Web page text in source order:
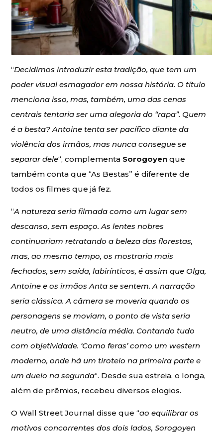
“Decidimos introduzir esta tradição, que tem um
poder visual esmagador em nossa história. O título
menciona isso, mas, também, uma das cenas
centrais tentaria ser uma alegoria do “rapa”. Quem
é a besta? Antoine tenta ser pacífico diante da
violência dos irmãos, mas nunca consegue se
separar dele“, complementa Sorogoyen que
também conta que “As Bestas” é diferente de
todos os filmes que já fez.
“A natureza seria filmada como um lugar sem
descanso, sem espaço. As lentes nobres
continuariam retratando a beleza das florestas,
mas, ao mesmo tempo, os mostraria mais
fechados, sem saída, labirínticos, é assim que Olga,
Antoine e os irmãos Anta se sentem. A narração
seria clássica. A câmera se moveria quando os
personagens se moviam, o ponto de vista seria
neutro, de uma distância média. Contando tudo
com objetividade. ‘Como feras’ como um western
moderno, onde há um tiroteio na primeira parte e
um duelo na segunda“. Desde sua estreia, o longa,
além de prêmios, recebeu diversos elogios.
O Wall Street Journal disse que “ao equilibrar os
motivos concorrentes dos dois lados, Sorogoyen